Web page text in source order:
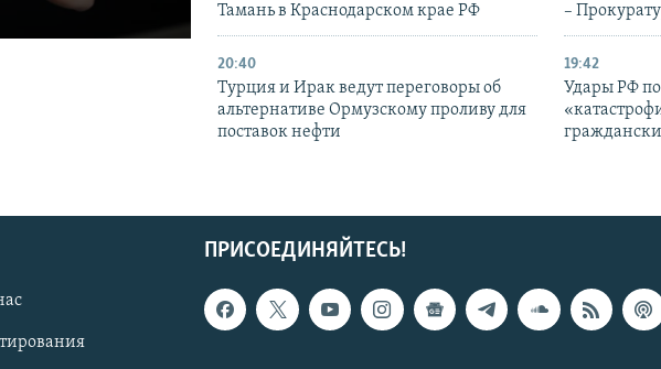
Тамань в Краснодарском крае РФ
–
20:40
Турция и Ирак ведут переговоры об
альтернативе Ормузскому проливу для
поставок нефти
19:42
Удары РФ
ПРИСОЕДИНЯЙТЕСЬ!